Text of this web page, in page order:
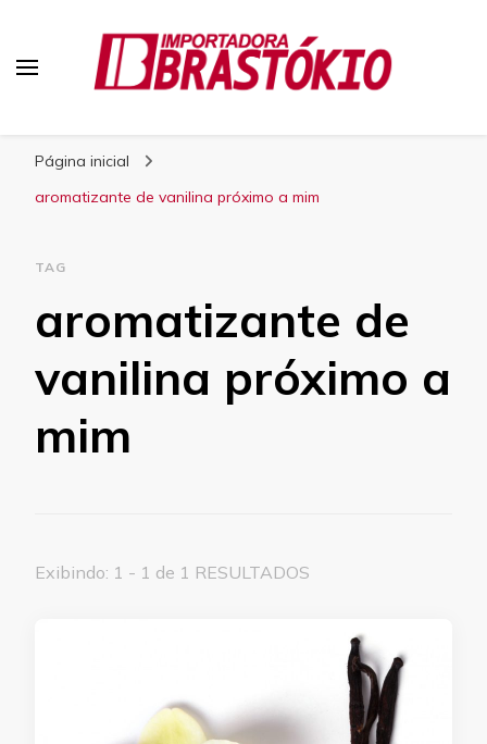
Página inicial
aromatizante de vanilina próximo a mim
TAG
aromatizante de
vanilina próximo a
mim
Exibindo: 1 - 1 de 1 RESULTADOS